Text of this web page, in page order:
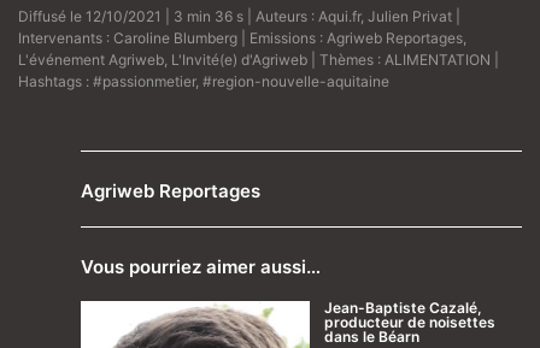
Diffusé le 12/10/2021 | 3 min 36 s | Auteurs : Aqui.fr, Julien Privat
Intervenants : Caroline Blumberg | Emissions : Agriweb Reportages,
L'événement Agriweb, L'Invité(e) d'Agriweb | Thèmes : ALIMENTATION
Hashtags : #passionmetier, #region-nouvelle-aquitaine
Agriweb Reportages
Vous pourriez aimer aussi…
Jean-Baptiste Cazalé,
producteur de noisettes
dans le Béarn